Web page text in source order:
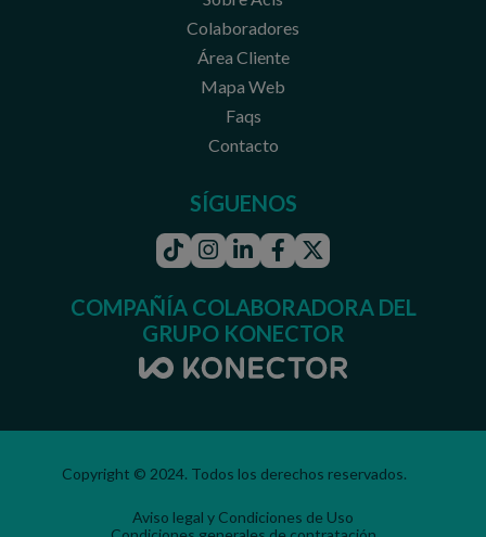
Colaboradores
Área Cliente
Mapa Web
Faqs
Contacto
SÍGUENOS
TiktokInstagram
LinkedinFacebook
Twitter
COMPAÑÍA COLABORADORA DEL
GRUPO KONECTOR
Copyright © 2024. Todos los derechos reservados.
Aviso legal y Condiciones de Uso